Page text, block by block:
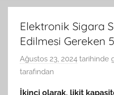
Elektronik Sigara
Edilmesi Gereken
Ağustos 23, 2024 tarihinde
tarafından
İkinci olarak, likit